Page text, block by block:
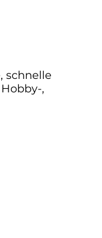
schnelle
,